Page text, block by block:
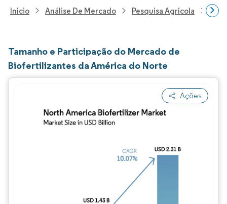
Início Análise De Mercado Pesquisa Agrícola
Tamanho e Participação do Mercado de
Biofertilizantes da América do Norte
Ações